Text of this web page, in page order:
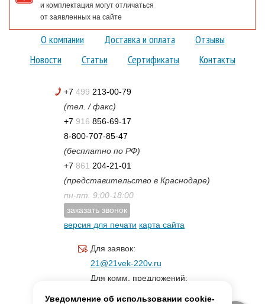
и комплектация могут отличаться
от заявленных на сайте
О компании Доставка и оплата
Отзывы
Новости
Статьи Сертификаты Контакты
+7 499 213-00-79
(тел. / факс)
+7 916 856-69-17
8-800-707-85-47
(бесплатно по РФ)
+7 861 204-21-01
(представительство в Краснодаре)
пн-пт. 9:00-18:00
заказать звонок
версия для печати карта сайта
Для заявок:
21@21vek-220v.ru
Для комм. предложений:
Уведомление об использовании cookie-